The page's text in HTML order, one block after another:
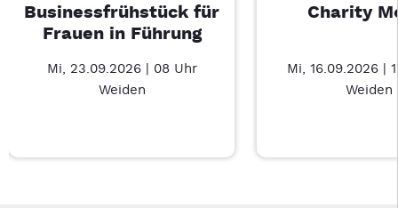
Businessfrühstück für
Frauen in Führung
Mi, 23.09.2026 | 08 Uhr
Weiden
Charity
Mi, 16.09.2026 |
Weiden